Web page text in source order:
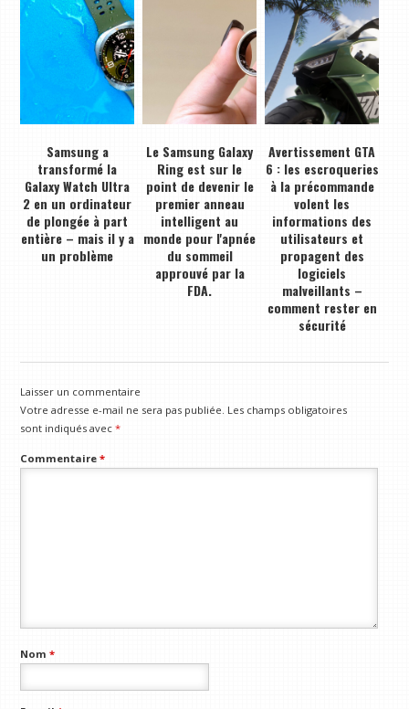
Samsung a
transformé la
Galaxy Watch Ultra
2 en un ordinateur
de plongée à part
entière – mais il y a
un problème
Le Samsung Galaxy
Ring est sur le
point de devenir le
premier anneau
intelligent au
monde pour l'apnée
du sommeil
approuvé par la
FDA.
Avertissement GTA
6 : les escroqueries
à la précommande
volent les
informations des
utilisateurs et
propagent des
logiciels
malveillants –
comment rester en
sécurité
Laisser un commentaire
Votre adresse e-mail ne sera pas publiée. Les champs obligatoires
sont indiqués avec*
Commentaire*
Nom*